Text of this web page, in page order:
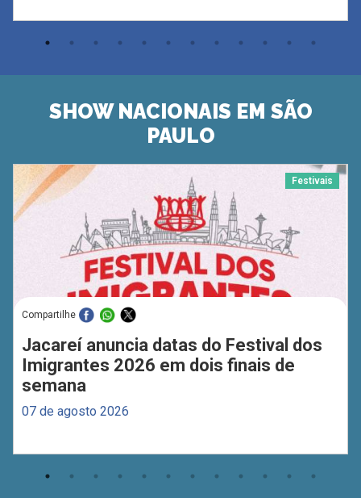
SHOW NACIONAIS EM SÃO
PAULO
Festivais
Compartilhe
Jacareí anuncia datas do Festival dos
Imigrantes 2026 em dois finais de
semana
07 de agosto 2026